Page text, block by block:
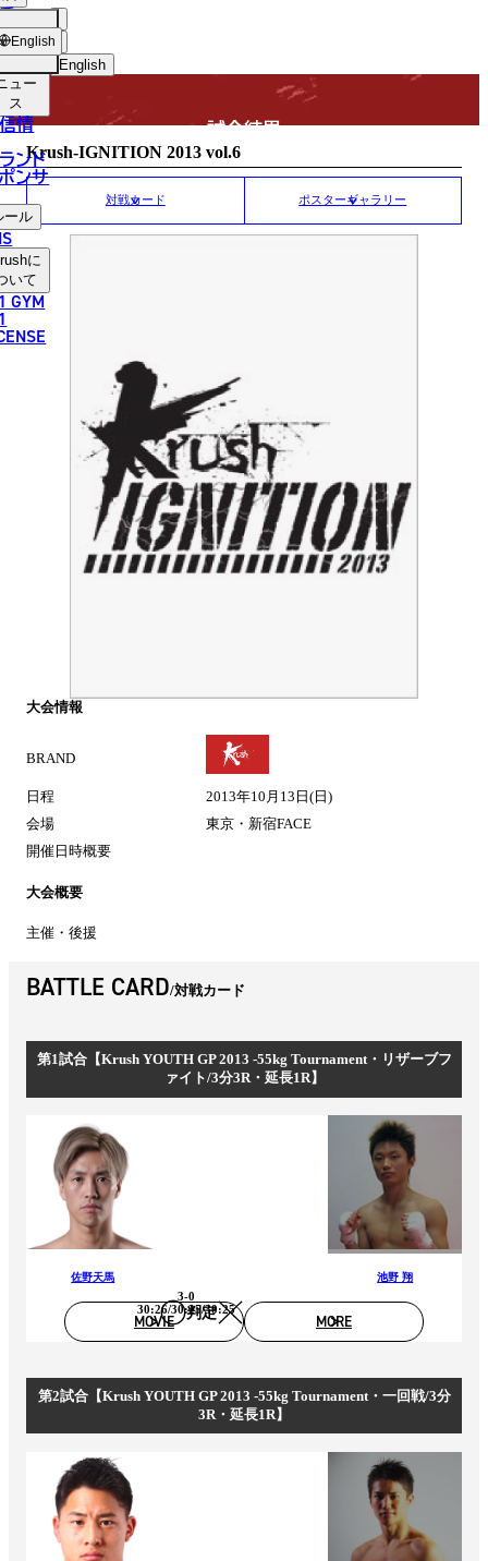
English
한국어
中文（简体）
ョッ
プ
ュー
ス
情
ンド
ンサ
ール
に
いて
GYM
English MATCH RESULT
試合結果
Krush-IGNITION 2013 vol.6
対戦カード ポスターギャラリー
大会情報
BRAND
日程
2013年10月13日(日)
会場
東京・新宿FACE
開催日時概要
大会概要
主催・後援
BATTLE CARD 対戦カード
第1試合【Krush YOUTH GP 2013 -55kg Tournament・リザーブフ
ァイト/3分3R・延長1R】
佐野天馬
判定
3-0
30:26/30:25/30:25
池野 翔
MOVIE MORE
第2試合【Krush YOUTH GP 2013 -55kg Tournament・一回戦/3分
3R・延長1R】